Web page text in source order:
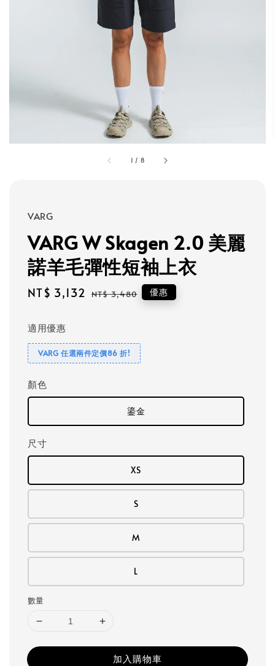
1 / 8
VARG
VARG W Skagen 2.0 美麗
諾羊毛彈性短袖上衣
Sale
NT$ 3,132 Regular
NT$ 3,480 優惠
適用優惠
VARG 任選兩件定價86 折!
顏色
鎏金
尺寸
XS
S
M
L
數量
加入購物車